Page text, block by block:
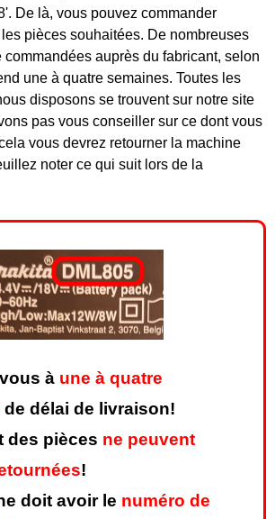
De là, vous pouvez commander
pièces souhaitées. De nombreuses
commandées auprès du fabricant, selon
une à quatre semaines. Toutes les
disposons se trouvent sur notre site
pas vous conseiller sur ce dont vous
vous devrez retourner la machine
noter ce qui suit lors de la
à une à quatre
de délai de livraison!
des pièces ne peuvent
!
doit avoir le numéro de